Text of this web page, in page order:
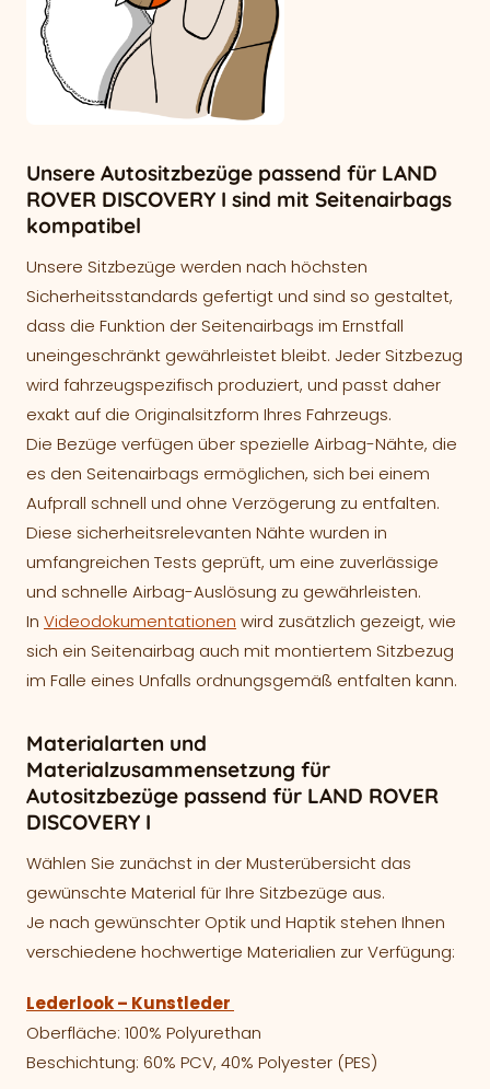
Unsere Autositzbezüge passend für LAND
ROVER DISCOVERY I sind mit Seitenairbags
kompatibel
Unsere Sitzbezüge werden nach höchsten
Sicherheitsstandards gefertigt und sind so gestaltet,
dass die Funktion der Seitenairbags im Ernstfall
uneingeschränkt gewährleistet bleibt. Jeder Sitzbezug
wird fahrzeugspezifisch produziert, und passt daher
exakt auf die Originalsitzform Ihres Fahrzeugs.
Die Bezüge verfügen über spezielle Airbag-Nähte, die
es den Seitenairbags ermöglichen, sich bei einem
Aufprall schnell und ohne Verzögerung zu entfalten.
Diese sicherheitsrelevanten Nähte wurden in
umfangreichen Tests geprüft, um eine zuverlässige
und schnelle Airbag-Auslösung zu gewährleisten.
In Videodokumentationen wird zusätzlich gezeigt, wie
sich ein Seitenairbag auch mit montiertem Sitzbezug
im Falle eines Unfalls ordnungsgemäß entfalten kann.
Materialarten und
Materialzusammensetzung für
Autositzbezüge passend für LAND ROVER
DISCOVERY I
Wählen Sie zunächst in der Musterübersicht das
gewünschte Material für Ihre Sitzbezüge aus.
Je nach gewünschter Optik und Haptik stehen Ihnen
verschiedene hochwertige Materialien zur Verfügung:
Lederlook – Kunstleder
Oberfläche: 100% Polyurethan
Beschichtung: 60% PCV, 40% Polyester (PES)